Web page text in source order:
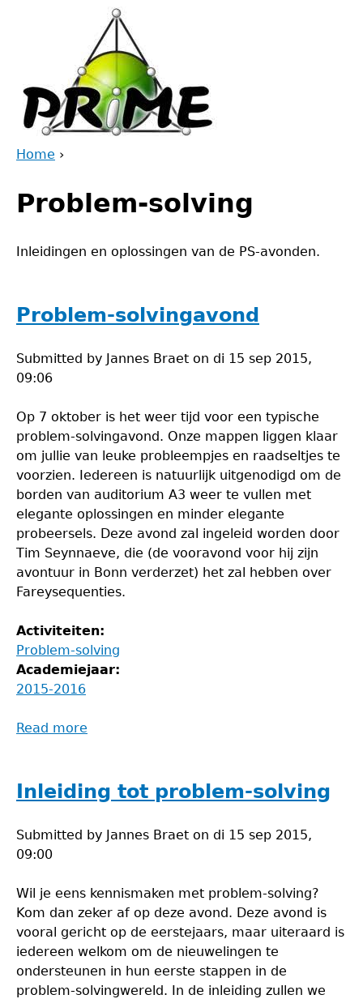
are
Home ›
to
top
Problem-solving
Inleidingen en oplossingen van de PS-avonden.
Problem-solvingavond
Submitted by Jannes Braet on di 15 sep 2015,
09:06
Op 7 oktober is het weer tijd voor een typische
problem-solvingavond. Onze mappen liggen klaar
om jullie van leuke probleempjes en raadseltjes te
voorzien. Iedereen is natuurlijk uitgenodigd om de
borden van auditorium A3 weer te vullen met
elegante oplossingen en minder elegante
probeersels. Deze avond zal ingeleid worden door
Tim Seynnaeve, die (de vooravond voor hij zijn
avontuur in Bonn verderzet) het zal hebben over
Fareysequenties.
Activiteiten:
Problem-solving
Academiejaar:
2015-2016
Read more
Inleiding tot problem-solving
Submitted by Jannes Braet on di 15 sep 2015,
09:00
Wil je eens kennismaken met problem-solving?
Kom dan zeker af op deze avond. Deze avond is
vooral gericht op de eerstejaars, maar uiteraard is
iedereen welkom om de nieuwelingen te
ondersteunen in hun eerste stappen in de
problem-solvingwereld. In de inleiding zullen we